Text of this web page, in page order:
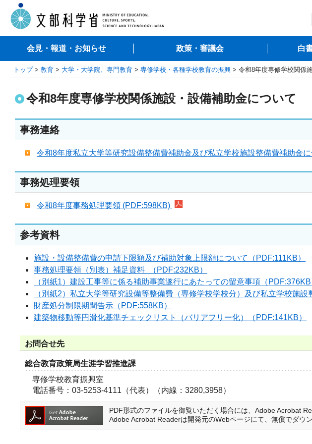
会見・報道・お知らせ 政策・審議会 白
トップ> 教育 > 大学・大学院、専門教育 > 専修学校・各種学校教育の振興 > 令和8年度専修学校関係
令和8年度専修学校関係施設・設備補助金について
事務連絡
令和8年度私立大学等研究設備整備費補助金及び私立学校施設整備費補助金
事務処理要領
令和8年度事務処理要領 (PDF:598KB)
参考資料
施設・設備整備費の申請下限額及び補助対象上限額について（PDF:111KB）
事務処理要領（別表）補足資料 （PDF:232KB）
（別紙1）建設工事等に係る補助事業遂行にあたっての留意事項（PDF:376KB
（別紙2）私立大学等研究設備等整備費（専修学校学校分）及び私立学校施
財産処分制限期間告示（PDF:558KB）
建築物移動等円滑化基準チェックリスト（バリアフリー化）（PDF:141KB）
お問合せ先
総合教育政策局生涯学習推進課
専修学校教育振興室
電話番号：03-5253-4111（代表）（内線：3280,3958）
PDF形式のファイルを御覧いただく場合には、Adobe Acrobat
Adobe Acrobat Readerは開発元のWebページにて、無償でダウ